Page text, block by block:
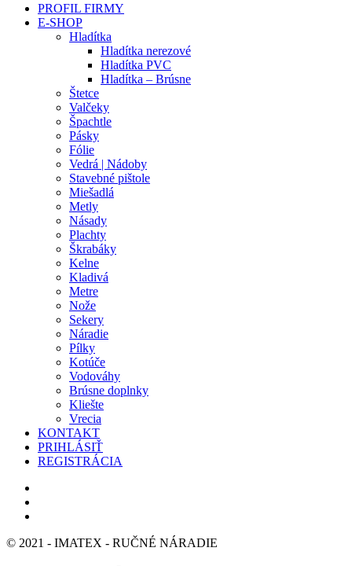
PROFIL FIRMY
E-SHOP
Hladítka
Hladítka nerezové
Hladítka PVC
Hladítka – Brúsne
Štetce
Valčeky
Špachtle
Pásky
Fólie
Vedrá | Nádoby
Stavebné pištole
Miešadlá
Metly
Násady
Plachty
Škrabáky
Kelne
Kladivá
Metre
Nože
Sekery
Náradie
Pílky
Kotúče
Vodováhy
Brúsne doplnky
Kliešte
Vrecia
KONTAKT
PRIHLÁSIŤ
REGISTRÁCIA
© 2021 - IMATEX - RUČNÉ NÁRADIE